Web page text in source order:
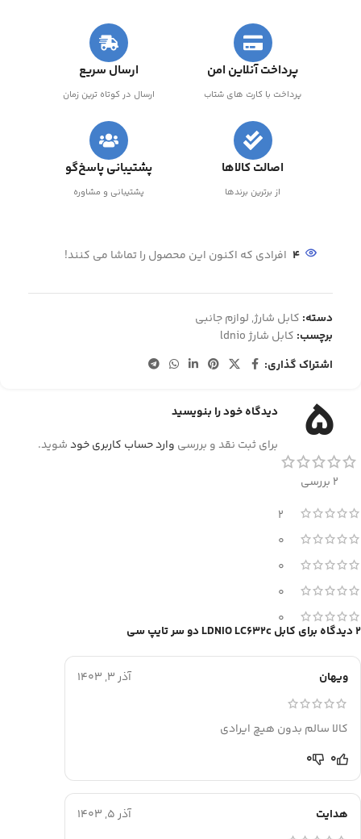
پرداخت آنلاین امن
پرداخت با کارت های شتاب
ارسال سریع
ارسال در کوتاه ترین زمان
اصالت کالاها
از برترین برندها
پشتیبانی پاسخ‌گو
پشتیبانی و مشاوره
4 افرادی که اکنون این محصول را تماشا می کنند!
دسته: کابل شارژ, لوازم جانبی
برچسب: کابل شارژ ldnio
اشتراک گذاری:
5
2 بررسی
2
0
0
0
0
2 دیدگاه برای کابل LDNIO LC632c دو سر تایپ سی
ویهان آذر 3, 1403
کالا سالم بدون هیچ ایرادی
0
0
هدایت آذر 5, 1403
دیدگاه خود را بنویسید
برای ثبت نقد و بررسی وارد حساب کاربری خودشوید.